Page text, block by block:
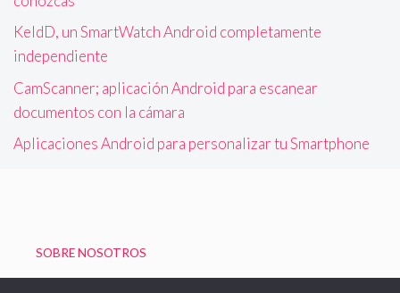
KeldD, un SmartWatch Android completamente
independiente
CamScanner; aplicación Android para escanear
documentos con la cámara
Aplicaciones Android para personalizar tu Smartphone
SOBRE NOSOTROS